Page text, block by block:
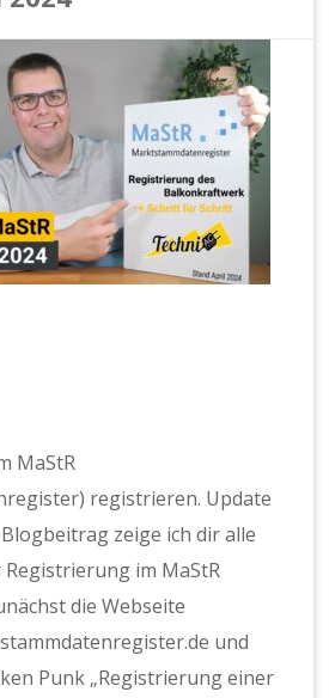
MaStR
registrieren. Update
zeige ich dir alle
im MaStR
die Webseite
und
Punk „Registrierung einer